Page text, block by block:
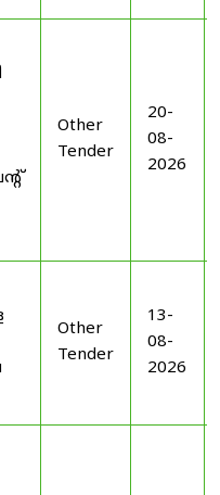
Other
Tender
20-
08-
2026
Other
Tender
13-
08-
2026